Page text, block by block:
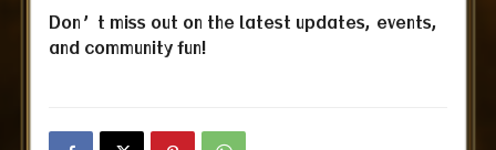
Don’t miss out on the latest updates, events,
and community fun!